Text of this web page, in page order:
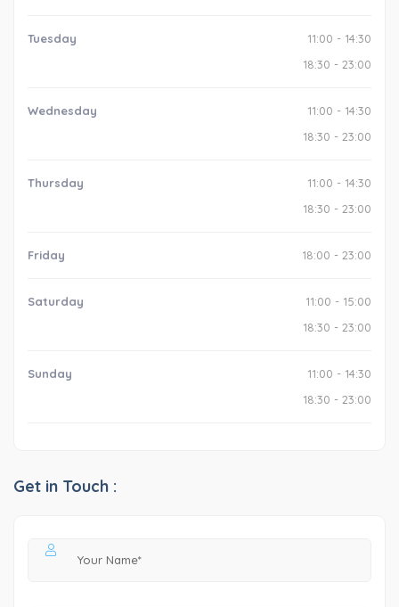
Tuesday
11:00 - 14:30
18:30 - 23:00
Wednesday
11:00 - 14:30
18:30 - 23:00
Thursday
11:00 - 14:30
18:30 - 23:00
Friday 18:00 - 23:00
Saturday
11:00 - 15:00
18:30 - 23:00
Sunday
11:00 - 14:30
18:30 - 23:00
Get in Touch :